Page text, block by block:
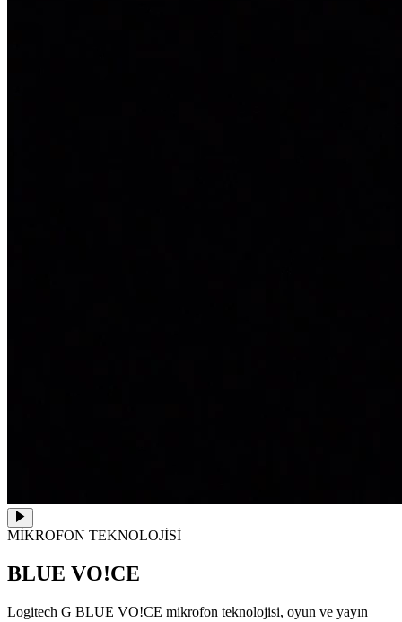
MİKROFON TEKNOLOJİSİ
BLUE VO!CE
Logitech G BLUE VO!CE mikrofon teknolojisi, oyun ve yayın